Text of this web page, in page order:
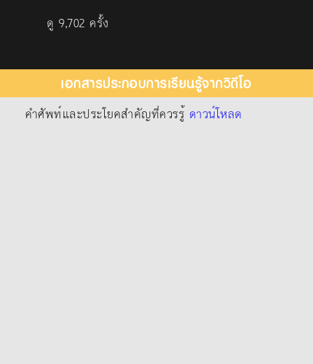
ดู 9,702 ครั้ง
เอกสารประกอบการเรียนรู้จากวิดีโอ
คำศัพท์และประโยคสำคัญที่ควรรู้ ดาวน์โหลด